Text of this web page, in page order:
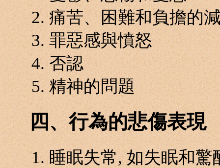
痛苦、困難和負擔的
罪惡感與憤怒
否認
精神的問題
四、行為的悲傷表現
睡眠失常, 如失眠和驚